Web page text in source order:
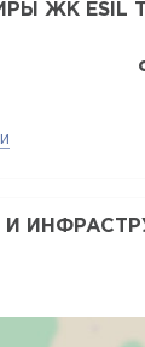
ЖК ESIL